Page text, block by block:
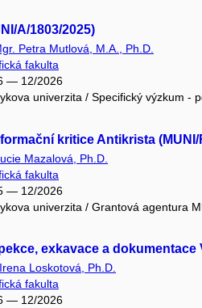
A/1803/2025)
Petra Mutlová, M.A., Ph.D.
fakulta
— 12/2026
univerzita / Specifický výzkum -
kritice Antikrista (MUNI/
Mazalová, Ph.D.
fakulta
— 12/2026
univerzita / Grantová agentura
exkavace a dokumentace
Loskotová, Ph.D.
fakulta
— 12/2026